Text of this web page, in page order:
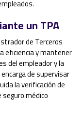
un TPA
de Terceros
eficiencia y mantener
del empleador y la
de supervisar
la verificación de
seguro médico